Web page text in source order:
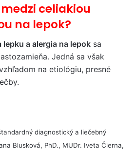
celiakiou
na lepok?
a alergia na lepok sa
Jedná sa však
na etiológiu, presné
diagnostický a liečebný
Blusková, PhD., MUDr. Iveta Čierna,